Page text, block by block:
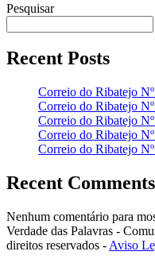
Pesquisar
Recent Posts
Correio do Ribatejo
Correio do Ribatejo
Correio do Ribatejo
Correio do Ribatejo
Correio do Ribatejo
Recent Comments
Nenhum comentário para
Verdade das Palavras -
direitos reservados - Aviso